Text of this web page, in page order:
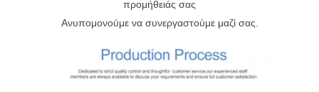
προμήθειάς σας
Ανυπομονούμε να συνεργαστούμε μαζί σας.